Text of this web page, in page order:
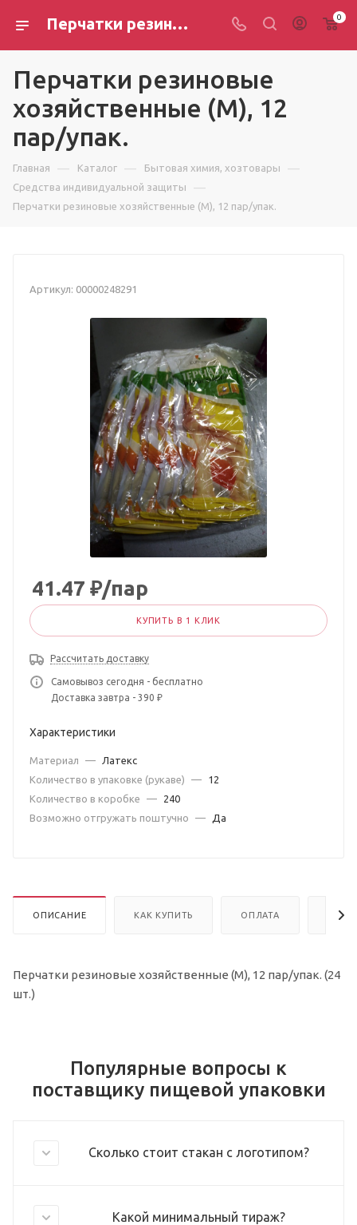
Перчатки резиновые хозяйственные (M), 12 пар/упак. 0
Перчатки резиновые
хозяйственные (M), 12
пар/упак.
Главная — Каталог — Бытовая химия, хозтовары —
Средства индивидуальной защиты —
Перчатки резиновые хозяйственные (M), 12 пар/упак.
Артикул: 00000248291
41.47 ₽/пар
КУПИТЬ В 1 КЛИК
Рассчитать доставку
Самовывоз сегодня - бесплатно
Доставка завтра - 390 ₽
Характеристики
Материал — Латекс
Количество в упаковке (рукаве)
—
12
Количество в коробке
—
240
Возможно отгружать поштучно
— Да
ОПИСАНИЕ КАК КУПИТЬ ОПЛАТА
Перчатки резиновые хозяйственные (M), 12 пар/упак. (24
шт.)
Популярные вопросы к
поставщику пищевой упаковки
Сколько стоит стакан с логотипом?
Какой минимальный тираж?